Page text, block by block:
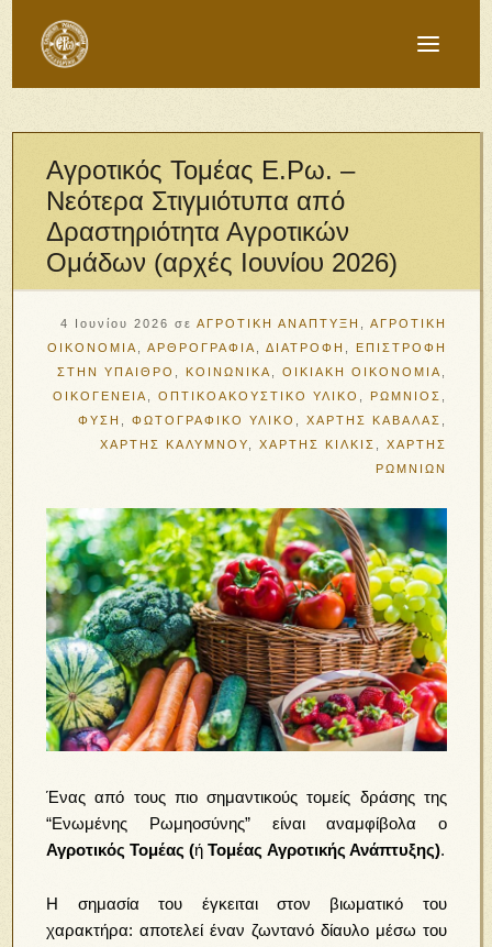
Αγροτικός Τομέας Ε.Ρω. –
Νεότερα Στιγμιότυπα από
Δραστηριότητα Αγροτικών
Ομάδων (αρχές Ιουνίου 2026)
4 Ιουνίου 2026 σε ΑΓΡΟΤΙΚΗ ΑΝΑΠΤΥΞΗ
ΑΓΡΟΤΙΚΗ
ΟΙΚΟΝΟΜΙΑ
ΑΡΘΡΟΓΡΑΦΙΑ ΔΙΑΤΡΟΦΗ
ΕΠΙΣΤΡΟΦΗ
ΣΤΗΝ ΥΠΑΙΘΡΟ
ΚΟΙΝΩΝΙΚΑ ΟΙΚΙΑΚΗ ΟΙΚΟΝΟΜΙΑ
ΟΙΚΟΓΕΝΕΙΑ
ΟΠΤΙΚΟΑΚΟΥΣΤΙΚΟ ΥΛΙΚΟ ΡΩΜΝΙΟΣ
ΦΥΣΗ
ΦΩΤΟΓΡΑΦΙΚΟ ΥΛΙΚΟ ΧΑΡΤΗΣ ΚΑΒΑΛΑΣ
ΧΑΡΤΗΣ ΚΑΛΥΜΝΟΥ
ΧΑΡΤΗΣ ΚΙΛΚΙΣ
ΧΑΡΤΗΣ
ΡΩΜΝΙΩΝ
Ένας από τους πιο σημαντικούς τομείς δράσης της
“Ενωμένης Ρωμηοσύνης” είναι αναμφίβολα ο
Αγροτικός Τομέας (ήΤομέας Αγροτικής Ανάπτυξης).
Η σημασία του έγκειται στον βιωματικό του
χαρακτήρα: αποτελεί έναν ζωντανό δίαυλο μέσω του